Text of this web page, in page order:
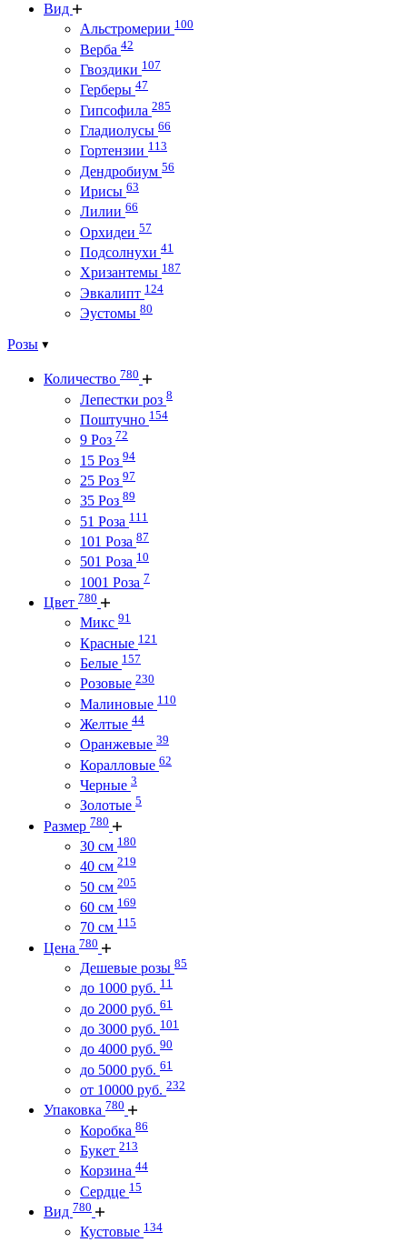
Вид
Альстромерии 100
Верба 42
Гвоздики 107
Герберы 47
Гипсофила 285
Гладиолусы 66
Гортензии 113
Дендробиум 56
Ирисы 63
Лилии 66
Орхидеи 57
Подсолнухи 41
Хризантемы 187
Эвкалипт 124
Эустомы 80
Розы
Количество 780
Лепестки роз 8
Поштучно 154
9 Роз 72
15 Роз 94
25 Роз 97
35 Роз 89
51 Роза 111
101 Роза 87
501 Роза 10
1001 Роза 7
Цвет 780
Микс 91
Красные 121
Белые 157
Розовые 230
Малиновые 110
Желтые 44
Оранжевые 39
Коралловые 62
Черные 3
Золотые 5
Размер 780
30 см 180
40 см 219
50 см 205
60 см 169
70 см 115
Цена 780
Дешевые розы 85
до 1000 руб. 11
до 2000 руб. 61
до 3000 руб. 101
до 4000 руб. 90
до 5000 руб. 61
от 10000 руб. 232
Упаковка 780
Коробка 86
Букет 213
Корзина 44
Сердце 15
Вид 780
Кустовые 134